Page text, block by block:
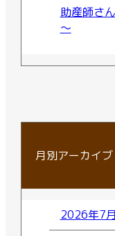
助産師さ
～
月別アーカイブ
2026年7月